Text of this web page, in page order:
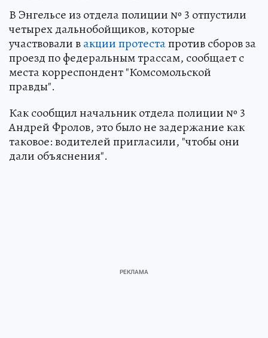
В Энгельсе из отдела полиции № 3 отпустили
четырех дальнобойщиков, которые
участвовали вакции протестапротив сборов за
проезд по федеральным трассам, сообщает с
места корреспондент "Комсомольской
правды".
Как сообщил начальник отдела полиции № 3
Андрей Фролов, это было не задержание как
таковое: водителей пригласили, "чтобы они
дали объяснения".